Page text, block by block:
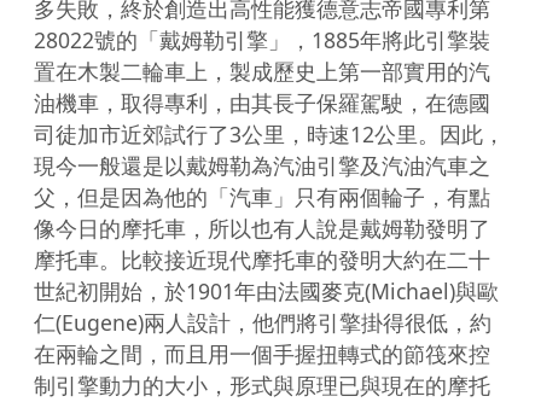
多失敗，終於創造出高性能獲德意志帝國專利第
28022號的「戴姆勒引擎」，1885年將此引擎裝
置在木製二輪車上，製成歷史上第一部實用的汽
油機車，取得專利，由其長子保羅駕駛，在德國
司徒加市近郊試行了3公里，時速12公里。因此，
現今一般還是以戴姆勒為汽油引擎及汽油汽車之
父，但是因為他的「汽車」只有兩個輪子，有點
像今日的摩托車，所以也有人說是戴姆勒發明了
摩托車。比較接近現代摩托車的發明大約在二十
世紀初開始，於1901年由法國麥克(Michael)與歐
仁(Eugene)兩人設計，他們將引擎掛得很低，約
在兩輪之間，而且用一個手握扭轉式的節筏來控
制引擎動力的大小，形式與原理已與現在的摩托